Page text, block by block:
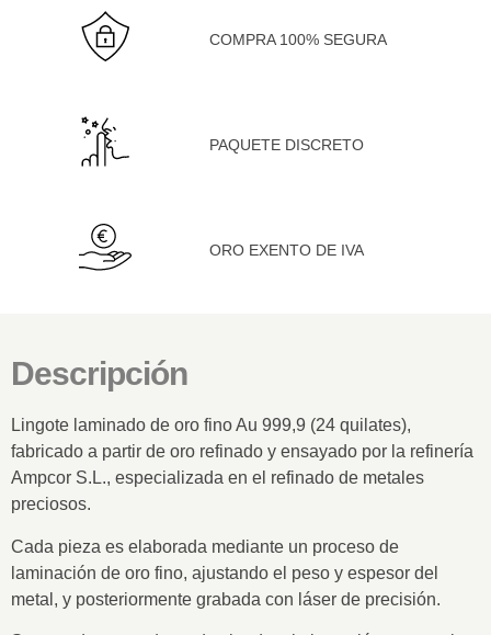
COMPRA 100% SEGURA
PAQUETE DISCRETO
ORO EXENTO DE IVA
Descripción
Lingote laminado de oro fino Au 999,9 (24 quilates),
fabricado a partir de oro refinado y ensayado por la refinería
Ampcor S.L., especializada en el refinado de metales
preciosos.
Cada pieza es elaborada mediante un proceso de
laminación de oro fino, ajustando el peso y espesor del
metal, y posteriormente grabada con láser de precisión.